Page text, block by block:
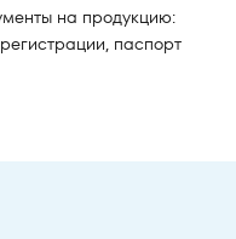
на продукцию:
паспорт